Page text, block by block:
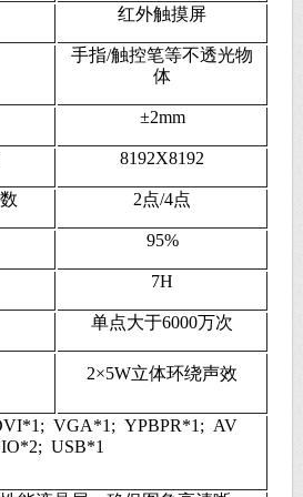
红外触摸屏
手指/触控笔等不透光物
体
±2mm
8192X8192
2点/4点
95%
7H
单点大于6000万次
2×5W立体环绕声效
VGA*1; YPBPR*1; AV
USB*1